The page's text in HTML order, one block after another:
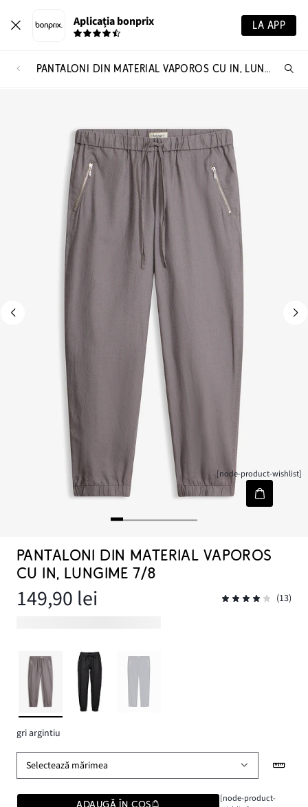
Aplicația bonprix LA APP
PANTALONI DIN MATERIAL VAPOROS CU IN, LUNGIME 7/8
[node-product-wishlist]
PANTALONI DIN MATERIAL VAPOROS
CU IN, LUNGIME 7/8
149,90 lei (13)
gri argintiu
Selectează mărimea
ADAUGĂ ÎN COȘ
[node-product-